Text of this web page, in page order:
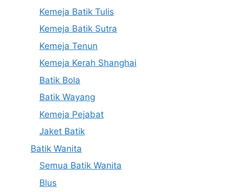
Kemeja Batik Tulis
Kemeja Batik Sutra
Kemeja Tenun
Kemeja Kerah Shanghai
Batik Bola
Batik Wayang
Kemeja Pejabat
Jaket Batik
Batik Wanita
Semua Batik Wanita
Blus